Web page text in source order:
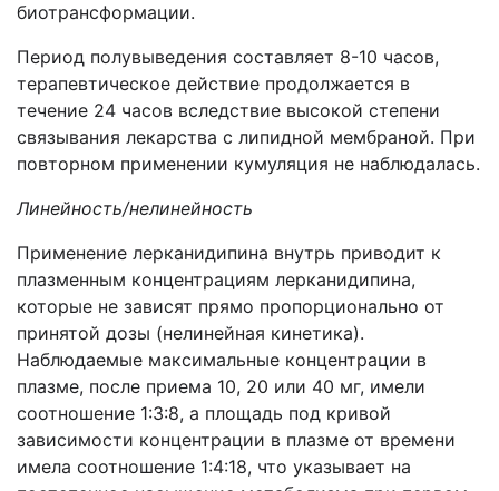
биотрансформации.
Период полувыведения составляет 8-10 часов,
терапевтическое действие продолжается в
течение 24 часов вследствие высокой степени
связывания лекарства с липидной мембраной. При
повторном применении кумуляция не наблюдалась.
Линейность/нелинейность
Применение лерканидипина внутрь приводит к
плазменным концентрациям лерканидипина,
которые не зависят прямо пропорционально от
принятой дозы (нелинейная кинетика).
Наблюдаемые максимальные концентрации в
плазме, после приема 10, 20 или 40 мг, имели
соотношение 1:3:8, а площадь под кривой
зависимости концентрации в плазме от времени
имела соотношение 1:4:18, что указывает на